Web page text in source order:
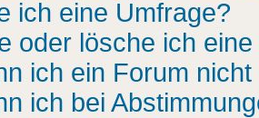
ich eine Umfrage?
oder lösche ich
ich ein Forum
ich bei